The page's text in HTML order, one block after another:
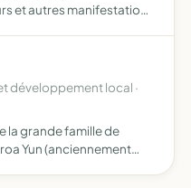
et autres manifestations
développement local ·
la grande famille de
Yun (anciennement